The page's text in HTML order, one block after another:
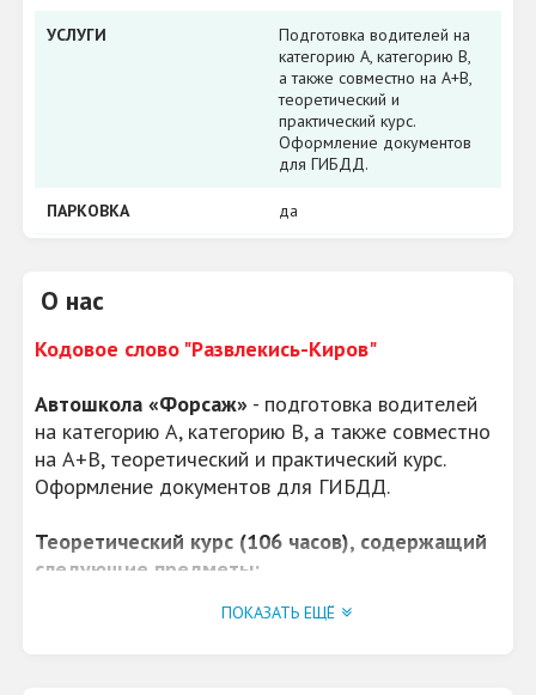
УСЛУГИ
Подготовка водителей на
категорию А, категорию В,
а также совместно на А+В,
теоретический и
практический курс.
Оформление документов
для ГИБДД.
ПАРКОВКА да
О нас
Кодовое слово "Развлекись-Киров"
Автошкола «Форсаж» - подготовка водителей
на категорию А, категорию В, а также совместно
на А+В, теоретический и практический курс.
Оформление документов для ГИБДД.
Теоретический курс (106 часов), содержащий
следующие предметы:
Основы законодательства в сфере
ПОКАЗАТЬ ЕЩЁ